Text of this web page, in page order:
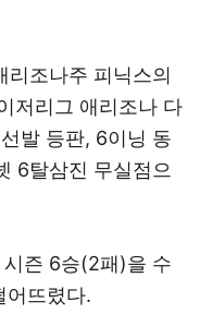
조나주 피닉스의
저리그 애리조나 다
발 등판, 6이닝 동
6탈삼진 무실점으
즌 6승(2패)을 수
어뜨렸다.